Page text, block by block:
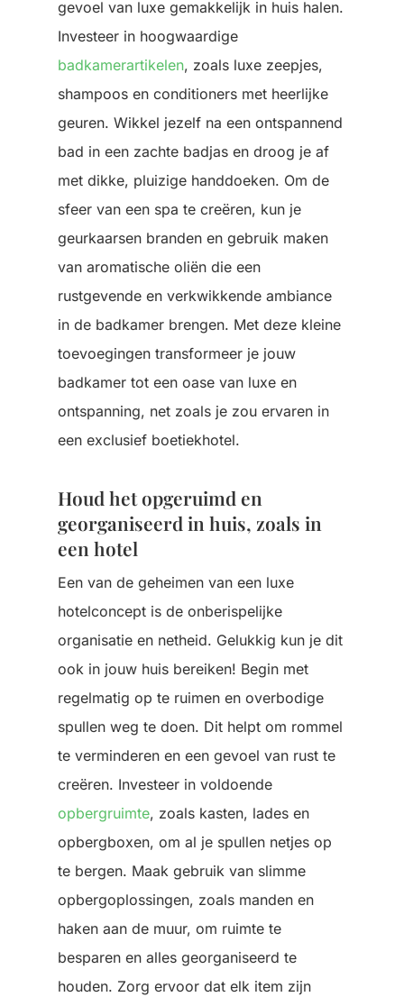
gevoel van luxe gemakkelijk in huis halen.
Investeer in hoogwaardige
badkamerartikelen, zoals luxe zeepjes,
shampoos en conditioners met heerlijke
geuren. Wikkel jezelf na een ontspannend
bad in een zachte badjas en droog je af
met dikke, pluizige handdoeken. Om de
sfeer van een spa te creëren, kun je
geurkaarsen branden en gebruik maken
van aromatische oliën die een
rustgevende en verkwikkende ambiance
in de badkamer brengen. Met deze kleine
toevoegingen transformeer je jouw
badkamer tot een oase van luxe en
ontspanning, net zoals je zou ervaren in
een exclusief boetiekhotel.
Houd het opgeruimd en
georganiseerd in huis, zoals in
een hotel
Een van de geheimen van een luxe
hotelconcept is de onberispelijke
organisatie en netheid. Gelukkig kun je dit
ook in jouw huis bereiken! Begin met
regelmatig op te ruimen en overbodige
spullen weg te doen. Dit helpt om rommel
te verminderen en een gevoel van rust te
creëren. Investeer in voldoende
opbergruimte, zoals kasten, lades en
opbergboxen, om al je spullen netjes op
te bergen. Maak gebruik van slimme
opbergoplossingen, zoals manden en
haken aan de muur, om ruimte te
besparen en alles georganiseerd te
houden. Zorg ervoor dat elk item zijn